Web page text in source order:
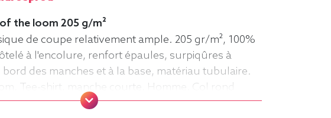
the loom 205 g/m²
de coupe relativement ample. 205 gr/m², 100%
à l'encolure, renfort épaules, surpiqûres à
des manches et à la base, matériau tubulaire.
Tee-shirt, manche courte, Homme, Col rond